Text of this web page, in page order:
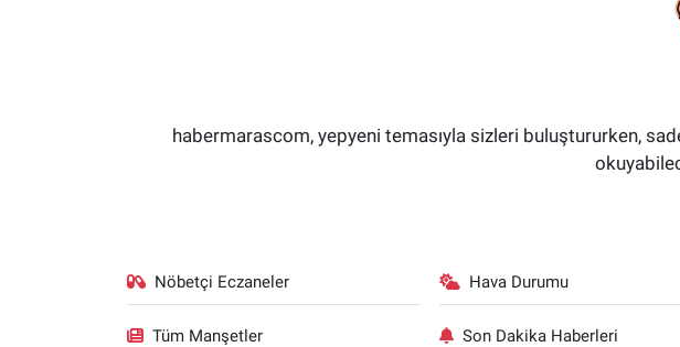
habermarascom, yepyeni temasıyla sizleri buluştururken,
Nöbetçi Eczaneler Hava Durumu
Tüm Manşetler Son Dakika Haberleri